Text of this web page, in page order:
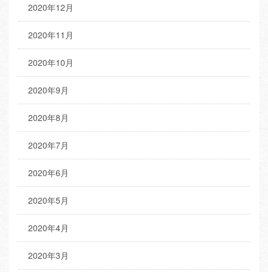
2020年12月
2020年11月
2020年10月
2020年9月
2020年8月
2020年7月
2020年6月
2020年5月
2020年4月
2020年3月